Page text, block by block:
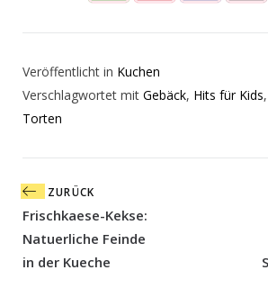
Veröffentlicht in Kuchen
Verschlagwortet mit Gebäck, Hits für Kids,
Torten
Beitragsnavigation
ZURÜCK
Frischkaese-Kekse:
Natuerliche Feinde
in der Kueche